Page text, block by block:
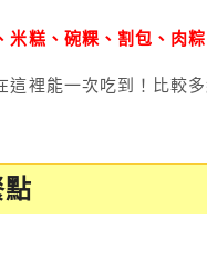
米糕、碗粿、割包、肉
這裡能一次吃到！比較